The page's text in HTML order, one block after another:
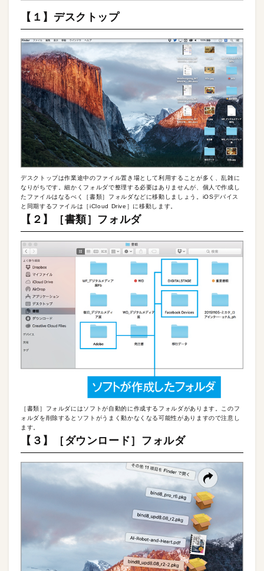
【１】デスクトップ
デスクトップは作業途中のファイル置き場として利用することが多く、乱雑に
なりがちです。細かくフォルダで整理する必要はありませんが、個人で作成し
たファイルはなるべく［書類］フォルダなどに移動しましょう。iOSデバイス
と同期するファイルは［iCloud Drive］に移動します。
【２】［書類］フォルダ
［書類］フォルダにはソフトが自動的に作成するフォルダがあります。このフ
ォルダを削除するとソフトがうまく動かなくなる可能性がありますので注意し
ます。
【３】［ダウンロード］フォルダ